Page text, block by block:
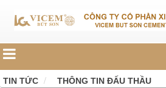
TIN TỨC THÔNG TIN ĐẤU THẦU